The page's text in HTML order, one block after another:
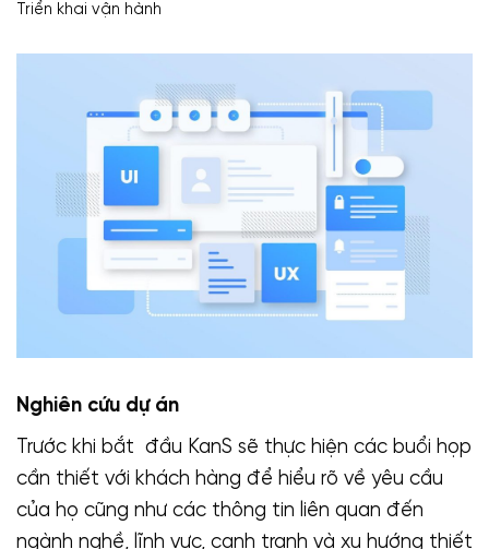
Triển khai vận hành
Nghiên cứu dự án
Trước khi bắt đầu KanS sẽ thực hiện các buổi họp
cần thiết với khách hàng để hiểu rõ về yêu cầu
của họ cũng như các thông tin liên quan đến
ngành nghề, lĩnh vực, cạnh tranh và xu hướng thiết